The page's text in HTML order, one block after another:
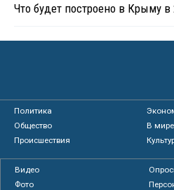
Что будет построено в Крыму в
Политика
Общество
В мире
Происшествия
Видео
Фото